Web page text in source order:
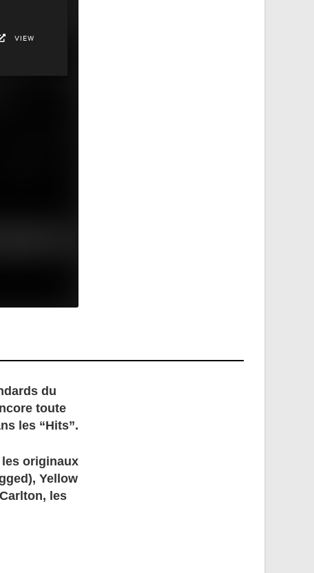
du
toute
les “Hits”.
les originaux
Yellow
les